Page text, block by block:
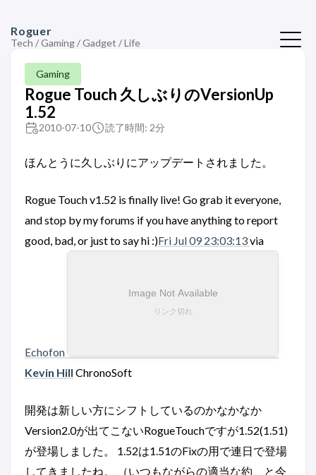
Roguer
Tech / Gaming / Gadget / Life
Gaming
Rogue Touch 久しぶりのVersionUp
1.52
2010-07-10 読了時間: 2分
ほんとうに久しぶりにアップデートされました。
Rogue Touch v1.52 is finally live! Go grab it everyone,
and stop by my forums if you have anything to report
good, bad, or just to say hi :)Fri Jul 09 23:03:13via
Echofon
Kevin Hill ChronoSoft
開発は新しい方にシフトしているのかなかなか
Version2.0が出てこないRogueTouchですが1.52(1.51)
が登場しました。 1.52は1.51のFixの用で連日で登場
してきましたね。 （いつもながらの適当な約、と今